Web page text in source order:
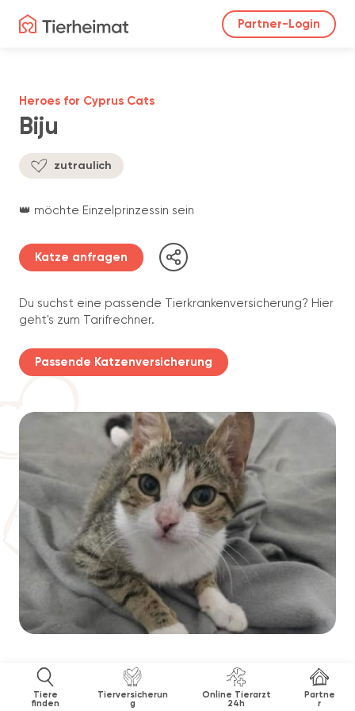
Partner-Login
Tiere
finden
Tierversicherun
g
Online Tierarzt
24h
Partne
r
Biju
Heroes for Cyprus Cats
zutraulich
👑 möchte Einzelprinzessin sein
Katze anfragen
Du suchst eine passende Tierkrankenversicherung? Hier
geht's zum Tarifrechner.
Passende Katzenversicherung